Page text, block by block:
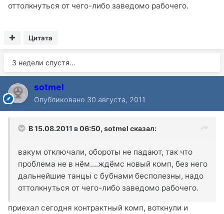
оттолкнуться от чего-либо заведомо рабочего.
Цитата
3 недели спустя...
sotmel
Опубликовано 30 августа, 2011
В 15.08.2011 в 06:50, sotmel сказал:
вакум отключали, обороты не падают, так что
проблема не в нём....ждёмс новый комп, без него
дальнейшие танцы с бубнами бесполезны, надо
оттолкнуться от чего-либо заведомо рабочего.
приехал сегодня контрактный комп, воткнули и